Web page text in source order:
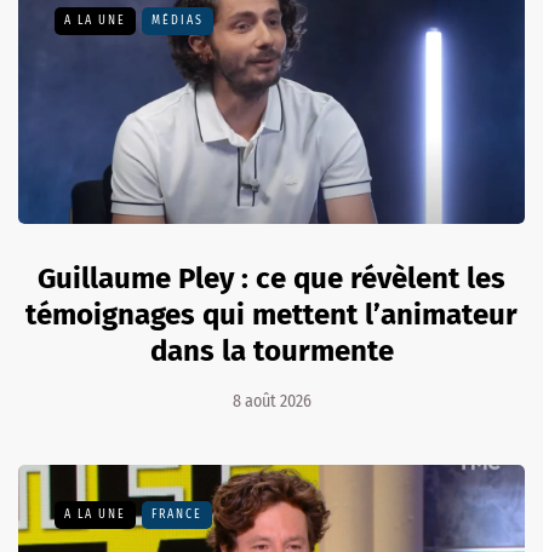
A LA UNE MÉDIAS
Guillaume Pley : ce que révèlent les
témoignages qui mettent l’animateur
dans la tourmente
8 août 2026
A LA UNE FRANCE